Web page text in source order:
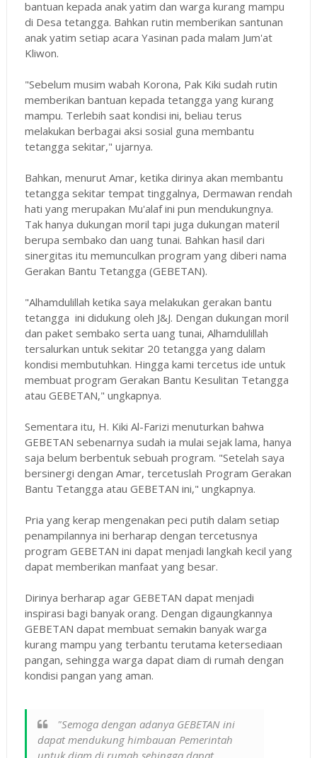
bantuan kepada anak yatim dan warga kurang mampu
di Desa tetangga. Bahkan rutin memberikan santunan
anak yatim setiap acara Yasinan pada malam Jum'at
Kliwon.
"Sebelum musim wabah Korona, Pak Kiki sudah rutin
memberikan bantuan kepada tetangga yang kurang
mampu. Terlebih saat kondisi ini, beliau terus
melakukan berbagai aksi sosial guna membantu
tetangga sekitar," ujarnya.
Bahkan, menurut Amar, ketika dirinya akan membantu
tetangga sekitar tempat tinggalnya, Dermawan rendah
hati yang merupakan Mu'alaf ini pun mendukungnya.
Tak hanya dukungan moril tapi juga dukungan materil
berupa sembako dan uang tunai. Bahkan hasil dari
sinergitas itu memunculkan program yang diberi nama
Gerakan Bantu Tetangga (GEBETAN).
"Alhamdulillah ketika saya melakukan gerakan bantu
tetangga ini didukung oleh J&J. Dengan dukungan moril
dan paket sembako serta uang tunai, Alhamdulillah
tersalurkan untuk sekitar 20 tetangga yang dalam
kondisi membutuhkan. Hingga kami tercetus ide untuk
membuat program Gerakan Bantu Kesulitan Tetangga
atau GEBETAN," ungkapnya.
Sementara itu, H. Kiki Al-Farizi menuturkan bahwa
GEBETAN sebenarnya sudah ia mulai sejak lama, hanya
saja belum berbentuk sebuah program. "Setelah saya
bersinergi dengan Amar, tercetuslah Program Gerakan
Bantu Tetangga atau GEBETAN ini," ungkapnya.
Pria yang kerap mengenakan peci putih dalam setiap
penampilannya ini berharap dengan tercetusnya
program GEBETAN ini dapat menjadi langkah kecil yang
dapat memberikan manfaat yang besar.
Dirinya berharap agar GEBETAN dapat menjadi
inspirasi bagi banyak orang. Dengan digaungkannya
GEBETAN dapat membuat semakin banyak warga
kurang mampu yang terbantu terutama ketersediaan
pangan, sehingga warga dapat diam di rumah dengan
kondisi pangan yang aman.
"Semoga dengan adanya GEBETAN ini
dapat mendukung himbauan Pemerintah
untuk diam di rumah sehingga dapat